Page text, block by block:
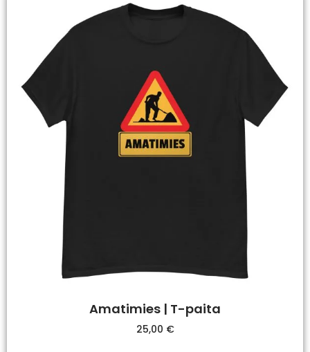
Amatimies | T-paita
25,00 €